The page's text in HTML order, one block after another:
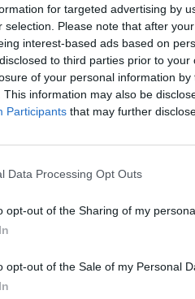
for targeted advertising by
selection. Please note that after
interest-based ads based on
to third parties prior to
of your personal information
This information may also be
Participants that may further
Data Processing Opt Outs
opt-out of the Sharing of my
opt-out of the Sale of my Personal
μεγάλωσε σε μια
ή τη Νομική.
μητέρα της
την επιστημονική
2ο Λύκειο του Κιλκίς, η
Σχολής του
υψηλότερη βαθμολογία
στο Δίκαιο, στην
στη
Νομική στο